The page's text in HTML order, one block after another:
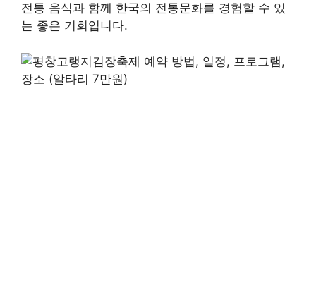
전통 음식과 함께 한국의 전통문화를 경험할 수 있
는 좋은 기회입니다.